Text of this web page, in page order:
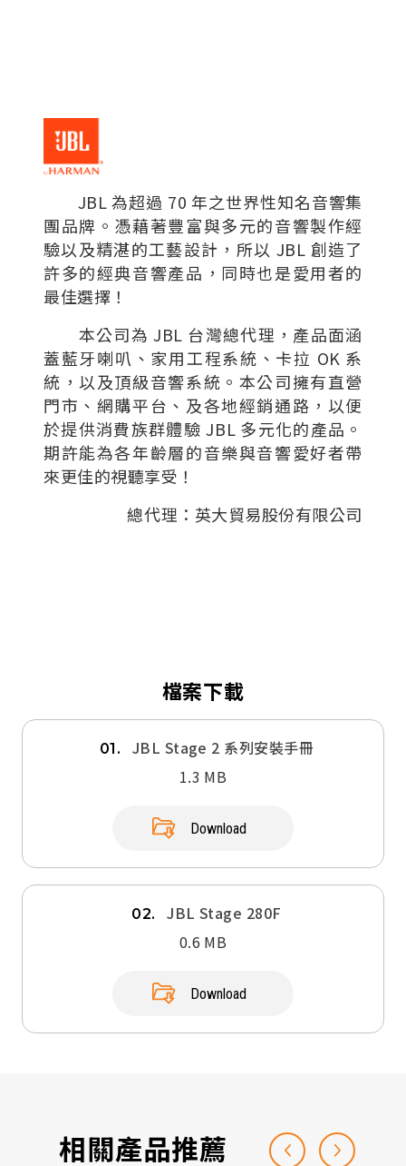
JBL 為超過 70 年之世界性知名音響集
團品牌。憑藉著豐富與多元的音響製作經
驗以及精湛的工藝設計，所以 JBL 創造了
許多的經典音響產品，同時也是愛用者的
最佳選擇！
本公司為 JBL 台灣總代理，產品面涵
蓋藍牙喇叭、家用工程系統、卡拉 OK 系
統，以及頂級音響系統。本公司擁有直營
門市、網購平台、及各地經銷通路，以便
於提供消費族群體驗 JBL 多元化的產品。
期許能為各年齡層的音樂與音響愛好者帶
來更佳的視聽享受！
總代理：英大貿易股份有限公司
檔案下載
01.
JBL Stage 2 系列安裝手冊
1.3 MB
Download
02.
JBL Stage 280F
0.6 MB
Download
相關產品推薦